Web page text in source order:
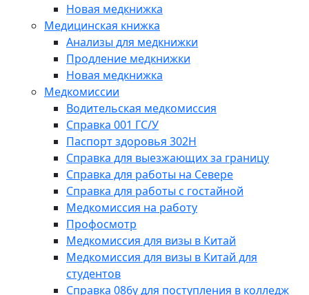
Новая медкнижка
Медицинская книжка
Анализы для медкнижки
Продление медкнижки
Новая медкнижка
Медкомиссии
Водительская медкомиссия
Справка 001 ГС/У
Паспорт здоровья 302Н
Справка для выезжающих за границу
Справка для работы на Севере
Справка для работы с гостайной
Медкомиссия на работу
Профосмотр
Медкомиссия для визы в Китай
Медкомиссия для визы в Китай для
студентов
Справка 086у для поступления в колледж